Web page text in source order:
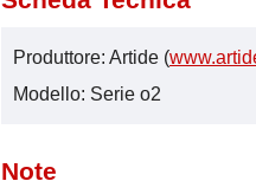
Produttore: Artide (
Modello: Serie o2
Note